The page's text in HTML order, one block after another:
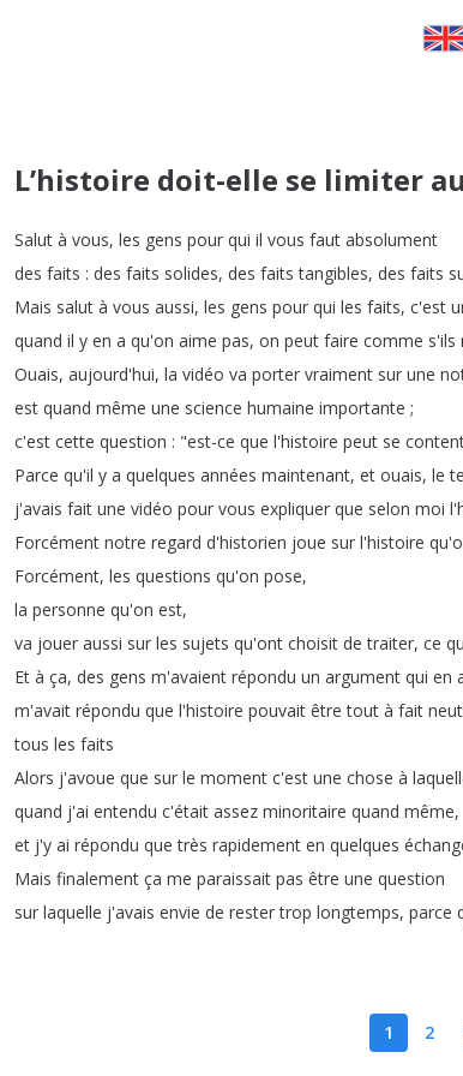
L’histoire doit-elle se limiter
Salut à vous, les gens pour qui il vous faut absolument
des faits : des faits solides, des faits tangibles, des faits
Mais salut à vous aussi, les gens pour qui les faits, c'est
quand il y en a qu'on aime pas, on peut faire comme s'ils
Ouais, aujourd'hui, la vidéo va porter vraiment sur une
est quand même une science humaine importante ;
c'est cette question : "est-ce que l'histoire peut se
Parce qu'il y a quelques années maintenant, et ouais, le
j'avais fait une vidéo pour vous expliquer que selon moi
Forcément notre regard d'historien joue sur l'histoire
Forcément, les questions qu'on pose,
la personne qu'on est,
va jouer aussi sur les sujets qu'ont choisit de traiter, ce
Et à ça, des gens m'avaient répondu un argument qui en
m'avait répondu que l'histoire pouvait être tout à fait
tous les faits
Alors j'avoue que sur le moment c'est une chose à
quand j'ai entendu c'était assez minoritaire quand même,
et j'y ai répondu que très rapidement en quelques
Mais finalement ça me paraissait pas être une question
sur laquelle j'avais envie de rester trop longtemps, parce
1 2